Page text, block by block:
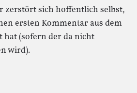
zerstört sich hoffentlich selbst,
ersten Kommentar aus dem
hat (sofern der da nicht
wird).